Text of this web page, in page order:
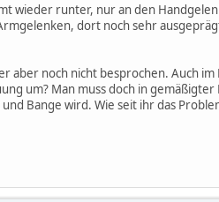
wieder runter, nur an den
dort noch sehr
aber noch nicht besprochen. Auch im
um? Man muss doch in
Bange wird. Wie seit ihr das